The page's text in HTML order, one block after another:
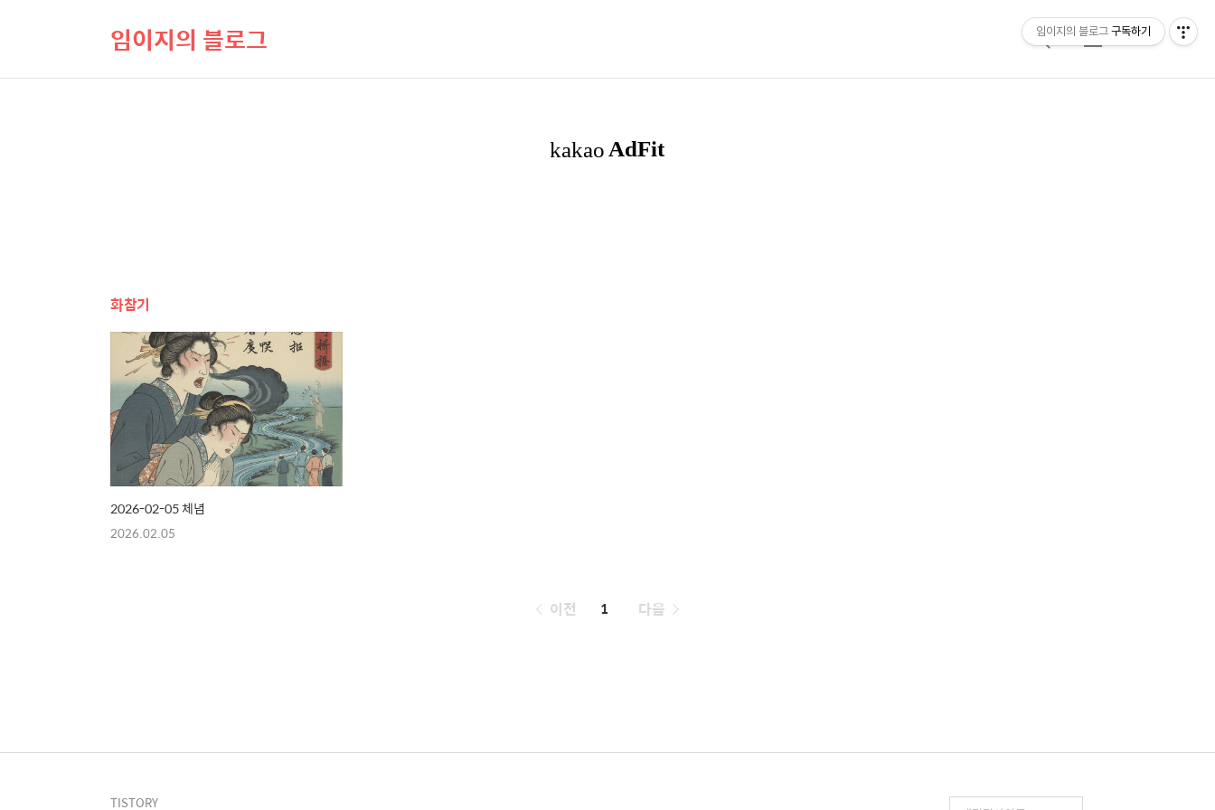
임이지의 블로그
검
메
화참기
2026-02-05 체념
2026.02.05
페
이전 1 다음
TISTORY
임이지의 블로그 구독하기